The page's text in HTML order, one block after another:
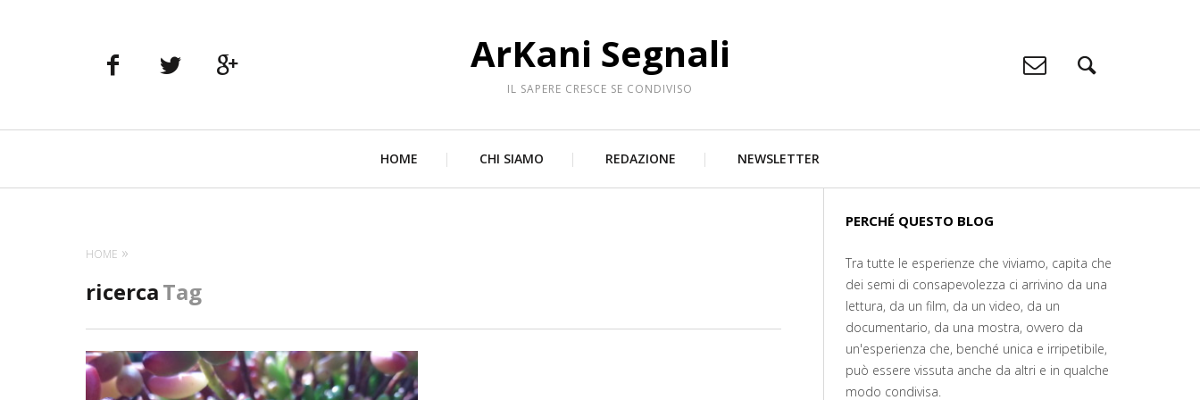
ArKani Segnali
IL SAPERE CRESCE SE CONDIVISO
HOME CHI SIAMO REDAZIONE NEWSLETTER
HOME
ricercaTag
PERCHÉ QUESTO BLOG
Tra tutte le esperienze che viviamo, capita che
dei semi di consapevolezza ci arrivino da una
lettura, da un film, da un video, da un
documentario, da una mostra, ovvero da
un'esperienza che, benché unica e irripetibile,
può essere vissuta anche da altri e in qualche
modo condivisa.